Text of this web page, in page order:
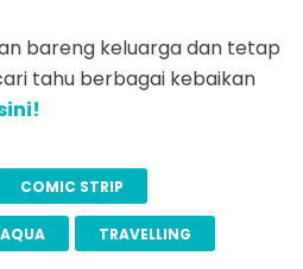
bareng keluarga dan tetap
tahu berbagai kebaikan
COMIC STRIP
AQUA TRAVELLING